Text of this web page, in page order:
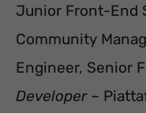
Junior Front-End
Community
Engineer, Senior
Developer–